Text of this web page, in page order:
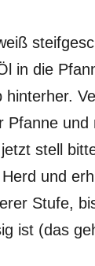
in die
hinterher.
Pfanne und
stell
und
Stufe,
ist (das